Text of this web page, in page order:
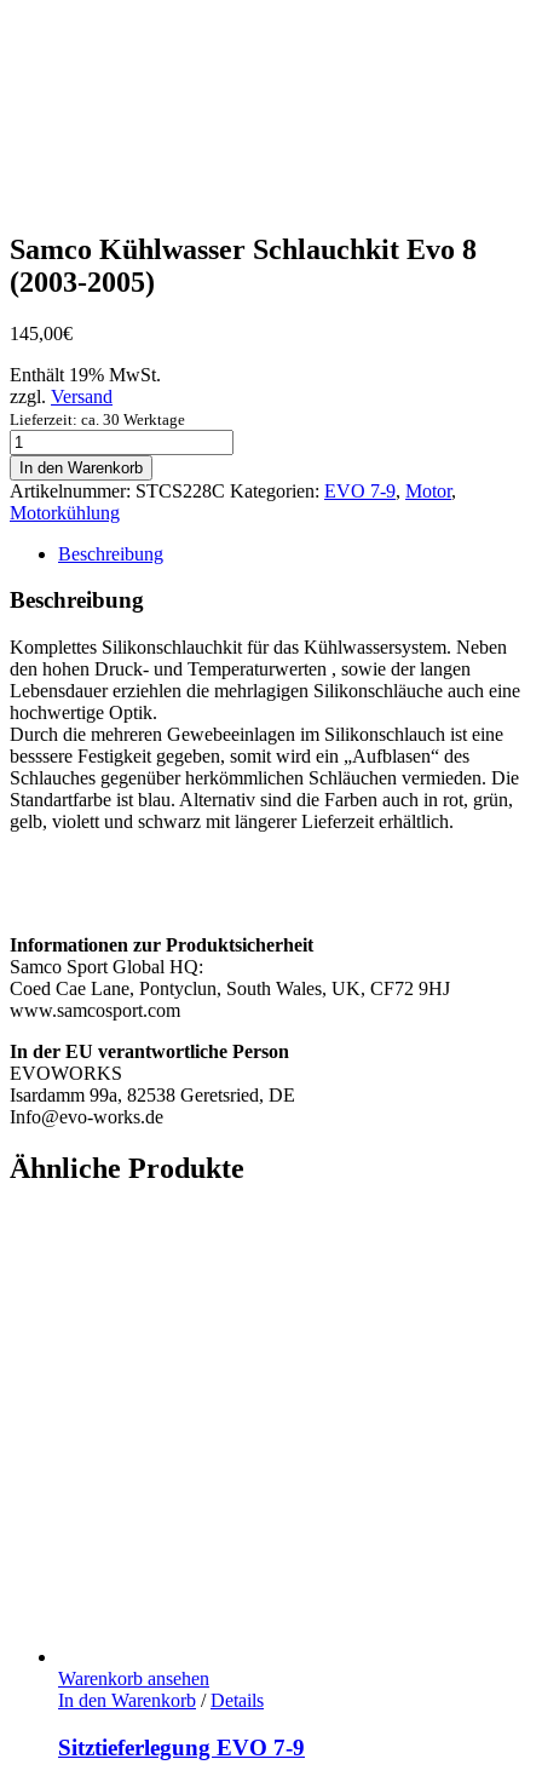
Samco Kühlwasser Schlauchkit Evo 8
(2003-2005)
145,00€
Enthält 19% MwSt.
zzgl. Versand
Lieferzeit: ca. 30 Werktage
Samco
Kühlwasser
Schlauchkit
Evo
8
(2003-
Menge
In den Warenkorb
Artikelnummer: STCS228C Kategorien: EVO 7-9, Motor,
Motorkühlung
Beschreibung
Beschreibung
Komplettes Silikonschlauchkit für das Kühlwassersystem. Neben
den hohen Druck- und Temperaturwerten , sowie der langen
Lebensdauer erziehlen die mehrlagigen Silikonschläuche auch eine
hochwertige Optik.
Durch die mehreren Gewebeeinlagen im Silikonschlauch ist eine
besssere Festigkeit gegeben, somit wird ein „Aufblasen“ des
Schlauches gegenüber herkömmlichen Schläuchen vermieden. Die
Standartfarbe ist blau. Alternativ sind die Farben auch in rot, grün,
gelb, violett und schwarz mit längerer Lieferzeit erhältlich.
Informationen zur Produktsicherheit
Samco Sport Global HQ:
Coed Cae Lane, Pontyclun, South Wales, UK, CF72 9HJ
www.samcosport.com
In der EU verantwortliche Person
EVOWORKS
Isardamm 99a, 82538 Geretsried, DE
Info@evo-works.de
Ähnliche Produkte
Warenkorb ansehen
In den Warenkorb / Details
Sitztieferlegung EVO 7-9